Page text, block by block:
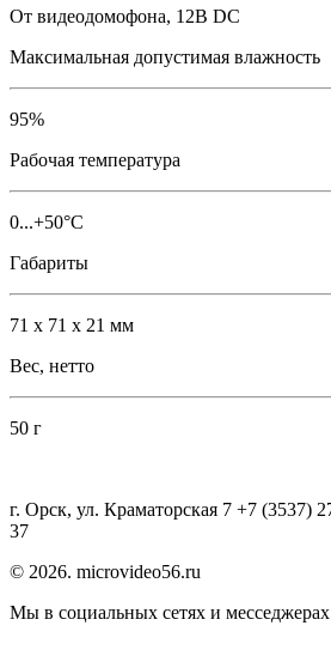
От видеодомофона, 12В DC
Максимальная допустимая влажность
95%
Рабочая температура
0...+50°С
Габариты
71 х 71 х 21 мм
Вес, нетто
50 г
г. Орск, ул. Краматорская 7 +7 (3537)
37
© 2026. microvideo56.ru
Мы в социальных сетях и